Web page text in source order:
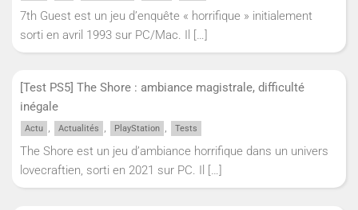
7th Guest est un jeu d’enquête « horrifique » initialement
sorti en avril 1993 sur PC/Mac. Il […]
[Test PS5] The Shore : ambiance magistrale, difficulté
inégale
Actu , Actualités , PlayStation , Tests
The Shore est un jeu d’ambiance horrifique dans un univers
lovecraftien, sorti en 2021 sur PC. Il
[…]